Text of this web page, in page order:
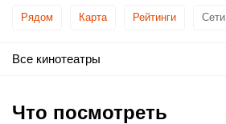
Рядом Карта Рейтинги Сети
Все кинотеатры
Что посмотреть